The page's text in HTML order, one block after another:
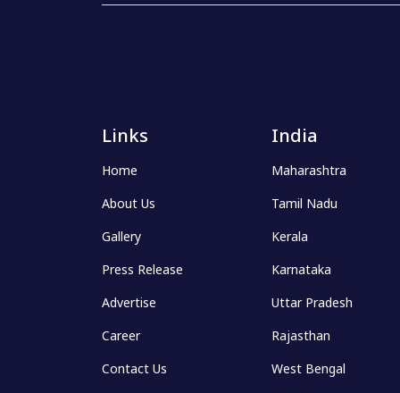
Links
Home
About Us
Gallery
Press Release
Advertise
Career
Contact Us
India
Maharashtra
Tamil Nadu
Kerala
Karnataka
Uttar Pradesh
Rajasthan
West Bengal